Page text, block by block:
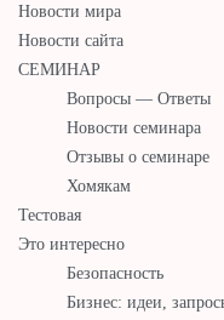
Новости мира
Новости сайта
СЕМИНАР
Вопросы — Ответы
Новости семинара
Отзывы о семинаре
Хомякам
Тестовая
Это интересно
Безопасность
Бизнес: идеи,